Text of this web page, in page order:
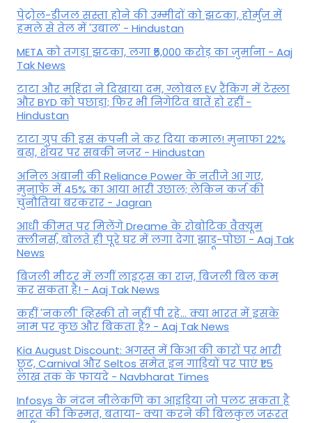
पेट्रोल-डीजल सस्ता होने की उम्मीदों को झटका, होर्मुज में
हमले से तेल में 'उबाल' - Hindustan
META को तगड़ा झटका, लगा ₹5,000 करोड़ का जुर्माना - Aaj
Tak News
टाटा और महिंद्रा ने दिखाया दम, ग्लोबल EV रैंकिंग में टेस्ला
और BYD को पछाड़ा; फिर भी निगेटिव बातें हो रहीं -
Hindustan
टाटा ग्रुप की इस कंपनी ने कर दिया कमाल! मुनाफा 22%
बढ़ा, शेयर पर सबकी नजर - Hindustan
अनिल अंबानी की Reliance Power के नतीजे आ गए,
मुनाफे में 45% का आया भारी उछाल; लेकिन कर्ज की
चुनौतियां बरकरार - Jagran
आधी कीमत पर मिलेंगे Dreame के रोबोटिक वैक्यूम
क्लीनर्स, बोलते ही पूरे घर में लगा देगा झाड़ू-पोछा - Aaj Tak
News
बिजली मीटर में लगीं लाइट्स का राज़, बिजली बिल कम
कर सकता है! - Aaj Tak News
कहीं 'नकली' व्हिस्की तो नहीं पी रहे... क्या भारत में इसके
नाम पर कुछ और बिकता है? - Aaj Tak News
Kia August Discount: अगस्त में किआ की कारों पर भारी
छूट, Carnival और Seltos समेत इन गाड़ियों पर पाएं ₹1.5
लाख तक के फायदे - Navbharat Times
Infosys के नंदन नीलेकणि का आइडिया जो पलट सकता है
भारत की किस्मत, बताया- क्या करने की बिलकुल जरूरत